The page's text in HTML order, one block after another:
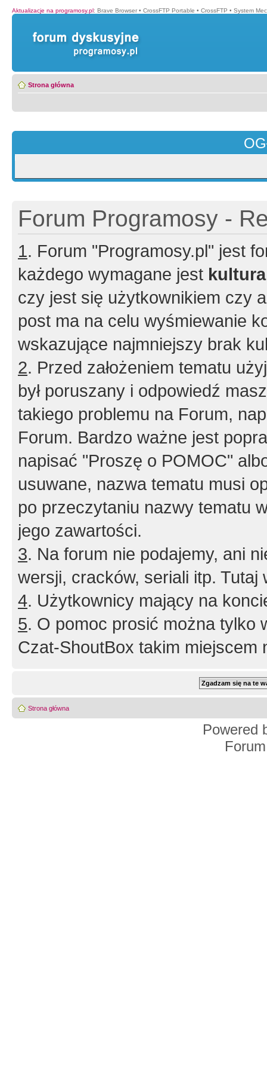
Aktualizacje na programosy.pl: Brave Browser • CrossFTP Portable • CrossFTP • System
Strona główna
Forum Programosy -
1. Forum "Programosy.pl" jest
każdego wymagane jest
czy jest się użytkownikiem czy
post ma na celu wyśmiewanie
wskazujące najmniejszy brak
2. Przed założeniem tematu
był poruszany i odpowiedź
takiego problemu na Forum,
Forum. Bardzo ważne jest
napisać "Proszę o POMOC"
usuwane, nazwa tematu musi
po przeczytaniu nazwy tematu
jego zawartości.
3. Na forum nie podajemy, ani
wersji, cracków, seriali itp. Tutaj
4. Użytkownicy mający na
5. O pomoc prosić można tylko
Czat-ShoutBox takim miejscem
Strona główna
Powered